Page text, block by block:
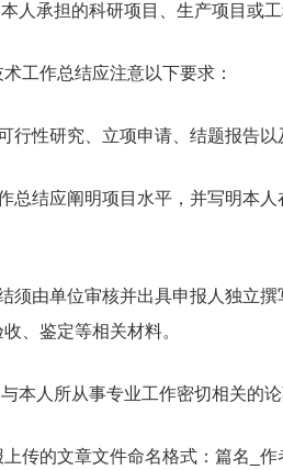
承担的科研项目、生产项目或工
作总结应注意以下要求：
性研究、立项申请、结题报告以
结应阐明项目水平，并写明本人
由单位审核并出具申报人独立撰
、鉴定等相关材料。
人所从事专业工作密切相关的论
的文章文件命名格式：篇名_作